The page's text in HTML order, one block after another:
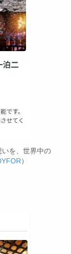
を、世界中の
）